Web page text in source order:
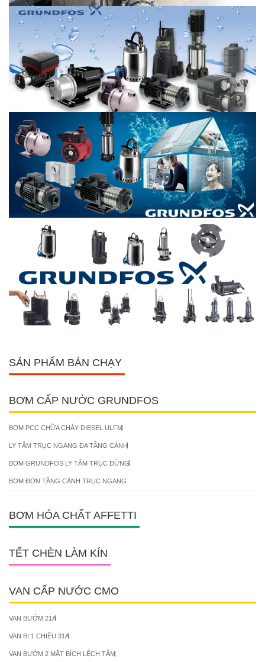
SẢN PHẨM BÁN CHẠY
BƠM CẤP NƯỚC GRUNDFOS
BƠM PCC CHỮA CHÁY DIESEL ULFM
LY TÂM TRỤC NGANG ĐA TẦNG CÁNH
BƠM GRUNDFOS LY TÂM TRỤC ĐỨNG
BƠM ĐƠN TẦNG CÁNH TRỤC NGANG
BƠM HÓA CHẤT AFFETTI
TẾT CHÈN LÀM KÍN
VAN CẤP NƯỚC CMO
VAN BƯỚM 21A
VAN BI 1 CHIỀU 31A
VAN BƯỚM 2 MẶT BÍCH LỆCH TÂM